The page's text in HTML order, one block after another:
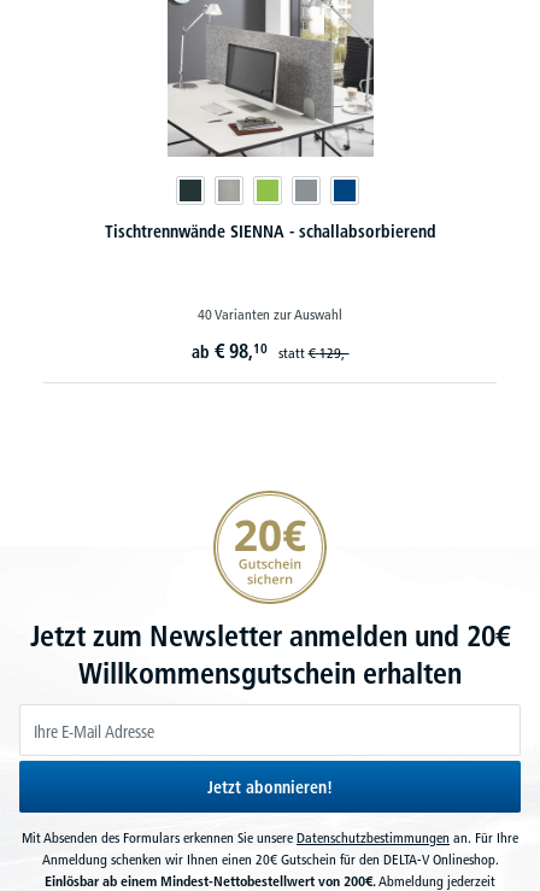
Tischtrennwände SIENNA - schallabsorbierend
40 Varianten zur Auswahl
ab € 98,10 statt€ 129,-
20€ Gutschein sichern
Jetzt zum Newsletter anmelden und 20€
Willkommensgutschein erhalten
Jetzt abonnieren!
Mit Absenden des Formulars erkennen Sie unsere Datenschutzbestimmungen an. Für Ihre
Anmeldung schenken wir Ihnen einen 20€ Gutschein für den DELTA-V Onlineshop.
Einlösbar ab einem Mindest-Nettobestellwert von 200€.Abmeldung jederzeit